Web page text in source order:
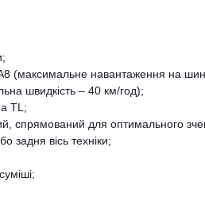
(максимальне навантаження на
швидкість – 40 км/год);
TL;
спрямований для оптимального
задня вісь техніки;